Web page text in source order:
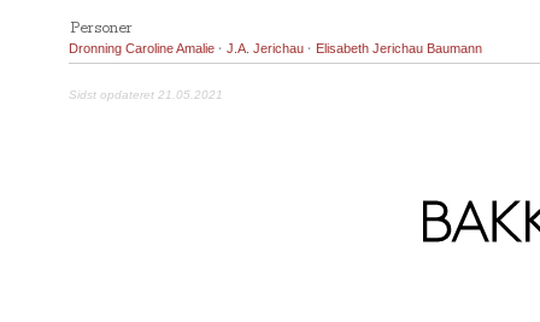
Personer
Dronning Caroline Amalie · J.A. Jerichau · Elisabeth Jerichau Baumann
Sidst opdateret 21.05.2021